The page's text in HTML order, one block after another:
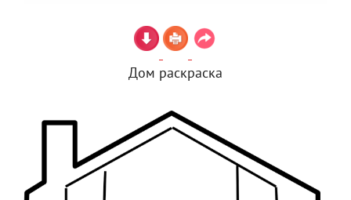
Дом раскраска